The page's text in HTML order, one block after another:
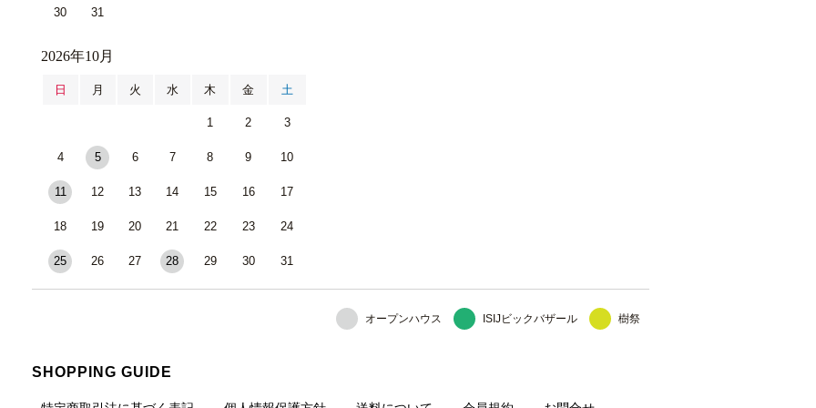
30 31
2026年10月
日 月 火 水 木 金 土
1 2 3
4 5 6 7 8 9 10
11 12 13 14 15 16 17
18 19 20 21 22 23 24
25 26 27 28 29 30 31
オープンハウス ISIJビックバザール 樹祭
SHOPPING GUIDE